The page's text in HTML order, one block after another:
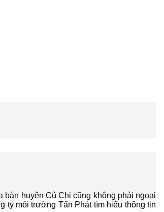
huyện Củ Chi cũng không phải ngoại
ty môi trường Tấn Phát tìm hiểu thông tin